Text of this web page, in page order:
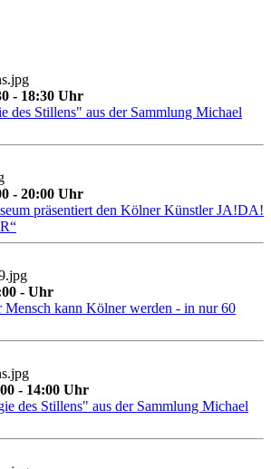
- 18:30 Uhr
des Stillens" aus der Sammlung Michael
- 20:00 Uhr
präsentiert den Kölner Künstler JA!DA!
- Uhr
kann Kölner werden - in nur 60
- 14:00 Uhr
des Stillens" aus der Sammlung Michael